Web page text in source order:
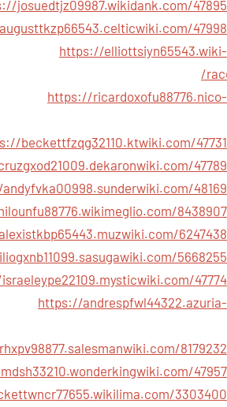
https://elliottsiyn65543.wiki-
racconti.com/7010179/
https://ricardoxofu88776.nico-
https://andrespfwl44322.azuria-